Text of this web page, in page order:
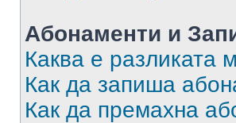
Абонаменти и
Каква е разликата
Как да запиша
Как да премахна